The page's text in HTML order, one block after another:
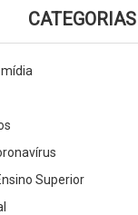
CATEGORIAS
Superior